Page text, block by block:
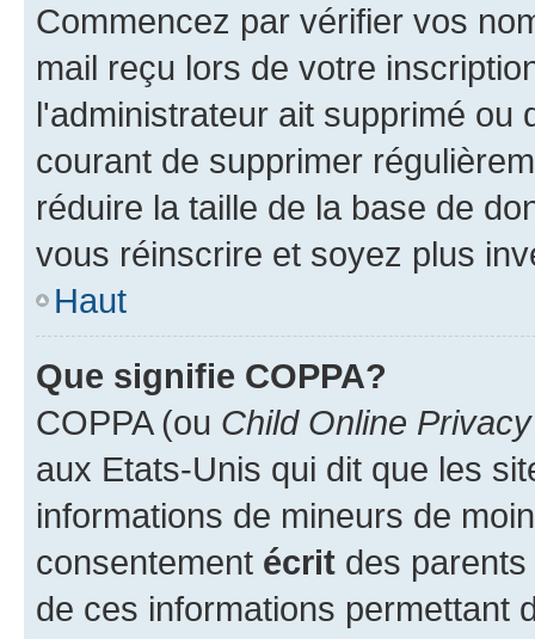
Commencez par vérifier vos
mail reçu lors de votre
l'administrateur ait supprimé ou
courant de supprimer
réduire la taille de la base de
vous réinscrire et soyez plus
Haut
Que signifie COPPA?
COPPA (ou Child Online
aux Etats-Unis qui dit que les
informations de mineurs de
consentement écrit des
de ces informations permettant